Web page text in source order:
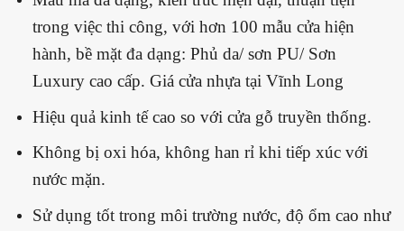
trong việc thi công, với hơn 100 mẫu cửa hiện
hành, bề mặt đa dạng: Phủ da/ sơn PU/ Sơn
Luxury cao cấp. Giá cửa nhựa tại Vĩnh Long
Hiệu quả kinh tế cao so với cửa gỗ truyền thống.
Không bị oxi hóa, không han rỉ khi tiếp xúc với
nước mặn.
Sử dụng tốt trong môi trường nước, độ ổm cao như